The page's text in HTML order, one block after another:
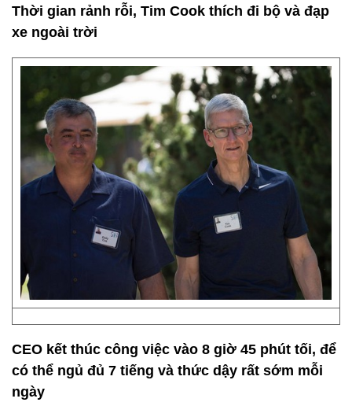
Thời gian rảnh rỗi, Tim Cook thích đi bộ và đạp
xe ngoài trời
CEO kết thúc công việc vào 8 giờ 45 phút tối, để
có thể ngủ đủ 7 tiếng và thức dậy rất sớm mỗi
ngày